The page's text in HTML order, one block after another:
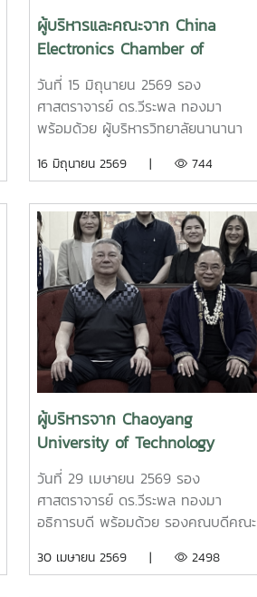
ผู้บริหารและคณะจาก China
Electronics Chamber of
Commerce (CECC) สาธารณรัฐ
ประชาชนจีน เยือนมหาวิทยาลัย
วันที่ 15 มิถุนายน 2569 รอง
ศาสตราจารย์ ดร.วีระพล ทองมา
พร้อมด้วย ผู้บริหารวิทยาลัยนานานา
ศิลปศาสตร์ สถาบันบริการตรวจสอบ
ให้การต้อนรับ ผู้บริหารและคณะจาก
China Electronics Chamber of
Commerce (CECC) สาธารณรัฐ
ประชาชนจีน ในโอกาสเยือน
มหาวิทยาลัย เพื่อหารือและลงนาม
ความร่วมมือทางวิชาการ (MOU) ร่วม
กับ สถาบันบริการตรวจตรวจสอบ
คุณภาพและมาตรฐานผลิตภัณฑ์ (IQS)
มหาวิทยาลัยแม่โจ้ ในการแลกเปลี่ยน
แลกเปลี่ยนแลกเปลี่ยนแลกเปลี่ยนแลก
เปลี่ยนแลกเปลี่ยนแลกเปลี่ยนพัฒนา
และแลกเปลี่ยนเรียนรู้ทางด้านวิชาการ
ร่วมกันนอกจากนี้ ได้เยี่ยมชมสถาบัน
ตรวจสอบคุณภาพและมาตรฐาน
ผลิตภัณฑ์ (IQS) และ คณะศิลปศาสตร์
16 มิถุนายน 2569 | 744
ผู้บริหารจาก Chaoyang
University of Technology
ไต้หวัน หารือความก้าวหน้าในการ
จัดตั้งฐานปฏิบัติการ
International Talent
Base) ณ มหาวิทยาลัยแม่โจ้
วันที่ 29 เมษายน 2569 รอง
ศาสตราจารย์ ดร.วีระพล ทองมา
อธิการบดี พร้อมด้วย รองคณบดีคณะ
รองคณบดีวิทยาลัยนานาชาติ ให้การ
30 เมษายน 2569 | 2498